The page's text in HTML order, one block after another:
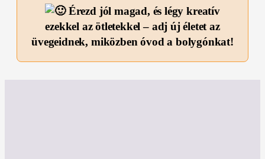
Érezd jól magad, és légy kreatív
ezekkel az ötletekkel – adj új életet az
üvegeidnek, miközben óvod a bolygónkat!